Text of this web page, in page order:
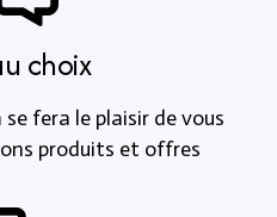
choix
se fera le plaisir de vous
produits et offres